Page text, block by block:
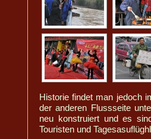
Historie findet man jedoch
der anderen Flussseite
neu konstruiert und es
Touristen und